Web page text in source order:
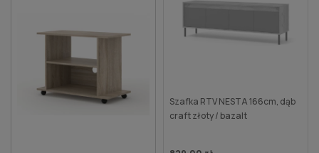
Szafka RTV NESTA 166cm, dąb
craft złoty / bazalt